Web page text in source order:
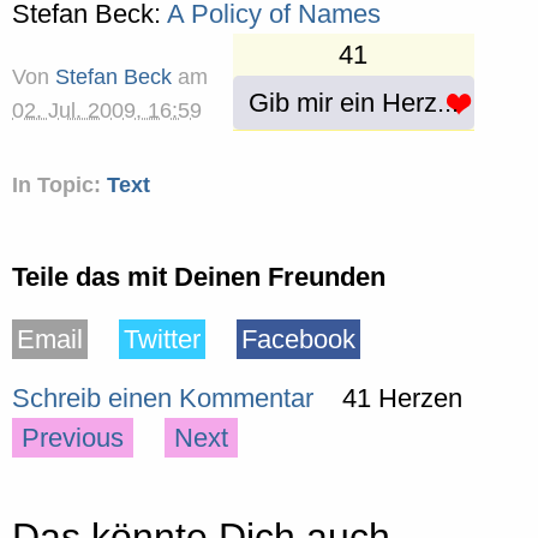
Stefan Beck: A Policy of Names
41
Gib mir ein Herz...
Von Stefan Beck am
02. Jul. 2009, 16:59
In Topic: Text
Teile das mit Deinen Freunden
Email Twitter
Facebook
Schreib einen Kommentar
41 Herzen
Previous
Next